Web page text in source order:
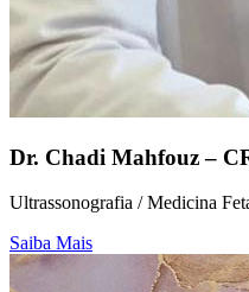
Dr. Chadi Mahfouz –
Ultrassonografia / Medicina
Saiba Mais